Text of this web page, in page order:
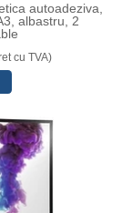
autoadeziva,
albastru, 2
cu TVA)